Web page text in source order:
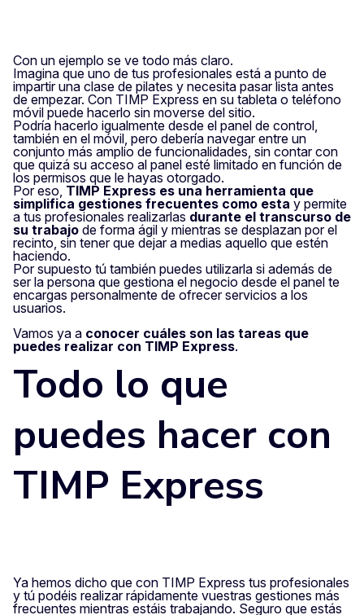
Con un ejemplo se ve todo más claro.
Imagina que uno de tus profesionales está a punto de
impartir una clase de pilates y necesita pasar lista antes
de empezar. Con TIMP Express en su tableta o teléfono
móvil puede hacerlo sin moverse del sitio.
Podría hacerlo igualmente desde el panel de control,
también en el móvil, pero debería navegar entre un
conjunto más amplio de funcionalidades, sin contar con
que quizá su acceso al panel esté limitado en función de
los permisos que le hayas otorgado.
Por eso, TIMP Express es una herramienta que
simplifica gestiones frecuentes como esta y permite
a tus profesionales realizarlas durante el transcurso de
su trabajo de forma ágil y mientras se desplazan por el
recinto, sin tener que dejar a medias aquello que estén
haciendo.
Por supuesto tú también puedes utilizarla si además de
ser la persona que gestiona el negocio desde el panel te
encargas personalmente de ofrecer servicios a los
usuarios.
Vamos ya a conocer cuáles son las tareas que
puedes realizar con TIMP Express.
Todo lo que
puedes hacer con
TIMP Express
Ya hemos dicho que con TIMP Express tus profesionales
y tú podéis realizar rápidamente vuestras gestiones más
frecuentes mientras estáis trabajando. Seguro que estás